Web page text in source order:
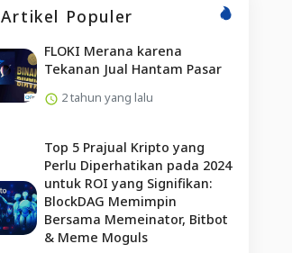
Artikel Populer
FLOKI Merana karena
Tekanan Jual Hantam Pasar
2 tahun yang lalu
Top 5 Prajual Kripto yang
Perlu Diperhatikan pada 2024
untuk ROI yang Signifikan:
BlockDAG Memimpin
Bersama Memeinator, Bitbot
& Meme Moguls